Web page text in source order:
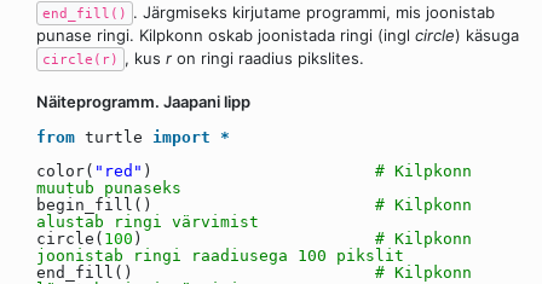
end_fill() . Järgmiseks kirjutame programmi, mis joonistab
punase ringi. Kilpkonn oskab joonistada ringi (ingl circle) käsuga
circle(r) , kus r on ringi raadius pikslites.
Näiteprogramm. Jaapani lipp
from turtle import
*
color( "red" ) # Kilpkonn
muutub punaseks
begin_fill() # Kilpkonn
alustab ringi värvimist
circle( 100 ) # Kilpkonn
joonistab ringi raadiusega 100 pikslit
end_fill() # Kilpkonn